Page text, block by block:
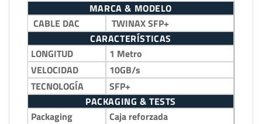
MARCA & MODELO
CABLE DAC
TWINAX SFP+
CARACTERÍSTICAS
LONGITUD
1 Metro
VELOCIDAD
10GB/s
TECNOLOGÍA
SFP+
PACKAGING & TESTS
Packaging
Caja reforzada